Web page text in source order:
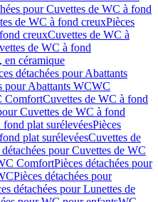
pour Cuvettes de WC à fond
de WC à fond creuxPièces
creuxCuvettes de WC à
de WC à fond
en céramique
détachées pour Abattants
pour Abattants WCWC
ComfortCuvettes de WC à fond
Cuvettes de WC à fond
plat surélevéesPièces
plat surélevéesCuvettes de
détachées pour Cuvettes de WC
ComfortPièces détachées pour
Pièces détachées pour
détachées pour Lunettes de